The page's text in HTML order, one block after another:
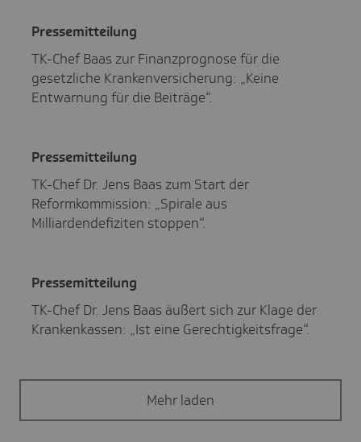
Pres­se­mit­tei­lung
TK-Chef Baas zur Finanzprognose für die
gesetzliche Krankenversicherung: „Keine
Entwarnung für die Beiträge“.
Pres­se­mit­tei­lung
TK-Chef Dr. Jens Baas zum Start der
Reformkommission: „Spirale aus
Milliardendefiziten stoppen“.
Pres­se­mit­tei­lung
TK-Chef Dr. Jens Baas äußert sich zur Klage der
Krankenkassen: „Ist eine Gerechtigkeitsfrage“.
Mehr laden